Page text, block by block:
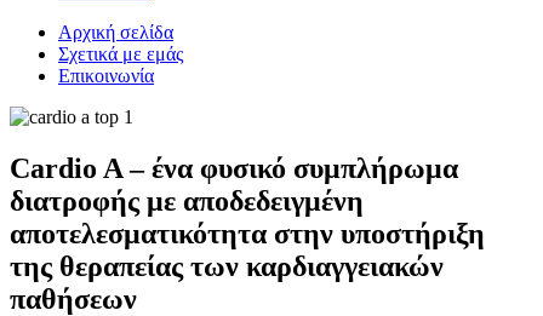
Αρχική σελίδα
Σχετικά με εμάς
Επικοινωνία
Cardio A – ένα φυσικό συμπλήρωμα
διατροφής με αποδεδειγμένη
αποτελεσματικότητα στην υποστήριξη
της θεραπείας των καρδιαγγειακών
παθήσεων